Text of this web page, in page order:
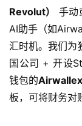
Revolut）
手动
AI助手（如
汇时机。我们为
国公司 + 开设
钱包的
板，可将财务对